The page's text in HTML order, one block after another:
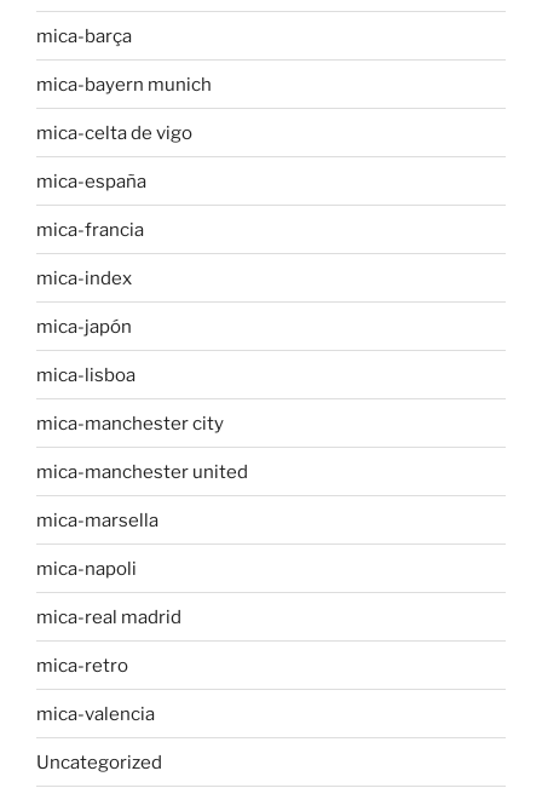
mica-barça
mica-bayern munich
mica-celta de vigo
mica-españa
mica-francia
mica-index
mica-japón
mica-lisboa
mica-manchester city
mica-manchester united
mica-marsella
mica-napoli
mica-real madrid
mica-retro
mica-valencia
Uncategorized